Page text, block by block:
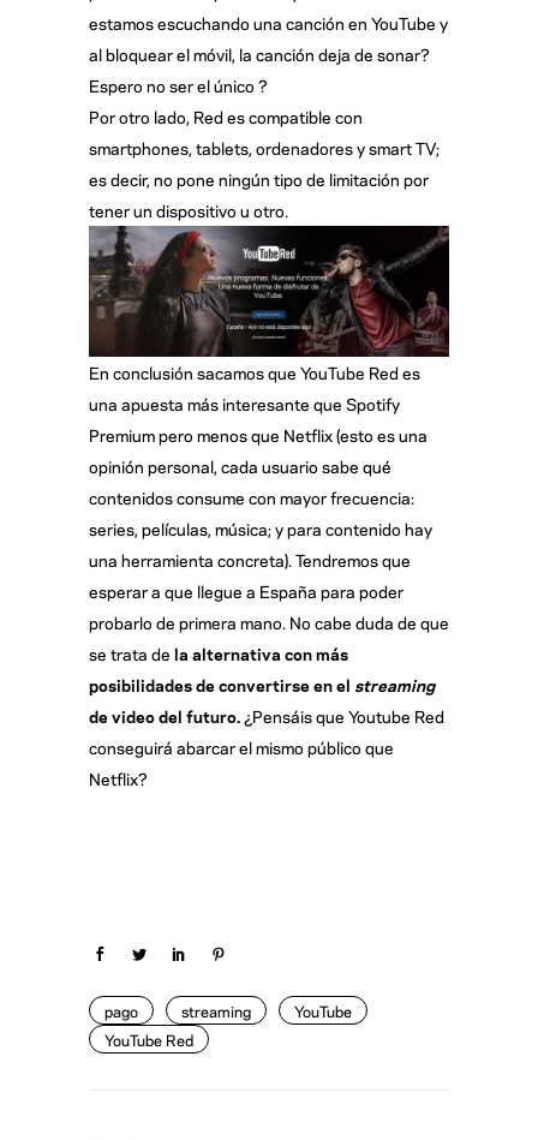
estamos escuchando una canción en YouTube y
al bloquear el móvil, la canción deja de sonar?
Espero no ser el único ?
Por otro lado, Red es compatible con
smartphones, tablets, ordenadores y smart TV;
es decir, no pone ningún tipo de limitación por
tener un dispositivo u otro.
En conclusión sacamos que YouTube Red es
una apuesta más interesante que Spotify
Premium pero menos que Netflix (esto es una
opinión personal, cada usuario sabe qué
contenidos consume con mayor frecuencia:
series, películas, música; y para contenido hay
una herramienta concreta). Tendremos que
esperar a que llegue a España para poder
probarlo de primera mano. No cabe duda de que
se trata de la alternativa con más
posibilidades de convertirse en el streaming
de video del futuro. ¿Pensáis que Youtube Red
conseguirá abarcar el mismo público que
Netflix?
pago streaming
YouTube
YouTube Red